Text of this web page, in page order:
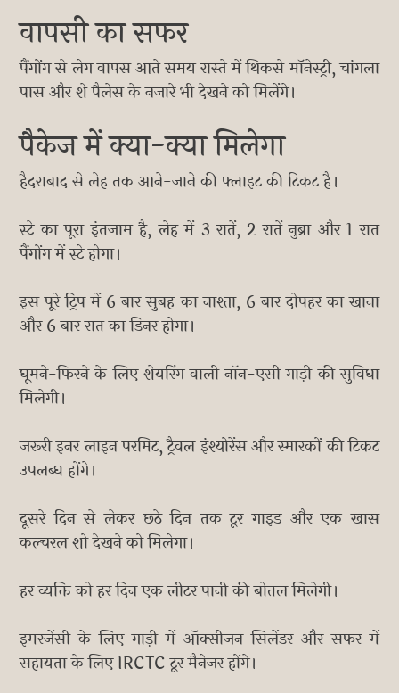
वापसी का सफर
पैंगोंग से लेग वापस आते समय रास्ते में थिकसे मॉनेस्ट्री, चांगला
पास और शे पैलेस के नजारे भी देखने को मिलेंगे।
पैकेज में क्या-क्या मिलेगा
हैदराबाद से लेह तक आने-जाने की फ्लाइट की टिकट है।
स्टे का पूरा इंतजाम है, लेह में 3 रातें, 2 रातें नुब्रा और 1 रात
पैंगोंग में स्टे होगा।
इस पूरे ट्रिप में 6 बार सुबह का नाश्ता, 6 बार दोपहर का खाना
और 6 बार रात का डिनर होगा।
घूमने-फिरने के लिए शेयरिंग वाली नॉन-एसी गाड़ी की सुविधा
मिलेगी।
जरूरी इनर लाइन परमिट, ट्रैवल इंश्योरेंस और स्मारकों की टिकट
उपलब्ध होंगे।
दूसरे दिन से लेकर छठे दिन तक टूर गाइड और एक खास
कल्चरल शो देखने को मिलेगा।
हर व्यक्ति को हर दिन एक लीटर पानी की बोतल मिलेगी।
इमरजेंसी के लिए गाड़ी में ऑक्सीजन सिलेंडर और सफर में
सहायता के लिए IRCTC टूर मैनेजर होंगे।